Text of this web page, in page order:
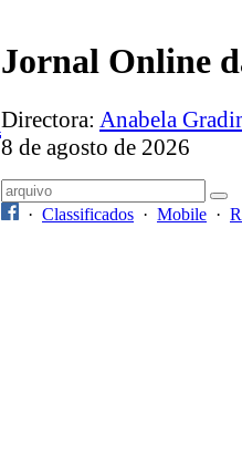
Jornal Online
Directora: Anabela
8 de agosto de 2026
· Classificados · Mobile ·